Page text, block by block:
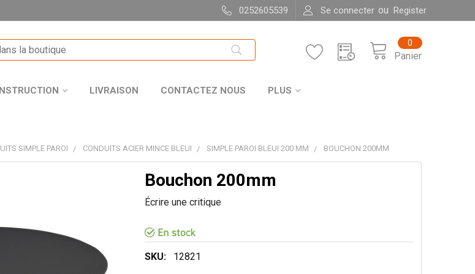
0252605539 Se connecter ou Register
Panier
0
LIVRAISON CONTACTEZ NOUS PLUS
SIMPLE PAROI CONDUITS ACIER MINCE BLEUI SIMPLE PAROI BLEUI 200 MM BOUCHON 200MM
Bouchon 200mm
Écrire une critique
SKU: 12821